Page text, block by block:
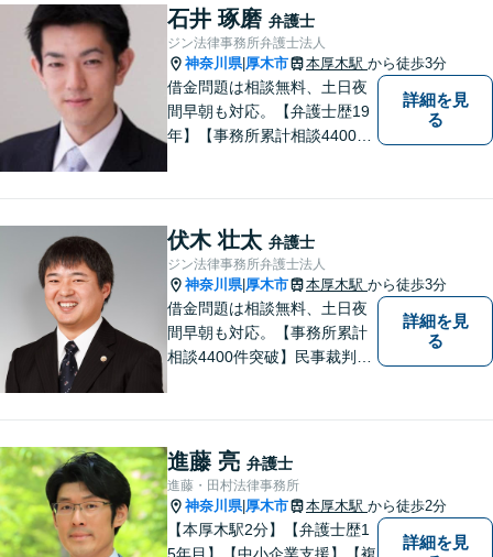
所を目指しております。
石井 琢磨 弁護士
ジン法律事務所弁護士法人
神奈川県| 厚木市 本厚木駅 から徒歩3分
借金問題は相談無料、土日夜
間早朝も対応。【弁護士歴19
年】【事務所累計相談4400件
男女問題
詳細を見
る
伏木 壮太 弁護士
ジン法律事務所弁護士法人
神奈川県| 厚木市 本厚木駅 から徒歩3分
借金問題は相談無料、土日夜
間早朝も対応。【事務所累計
相談4400件突破】民事裁判／
詳細を見
る
進藤 亮 弁護士
進藤・田村法律事務所
神奈川県| 厚木市 本厚木駅 から徒歩2分
【本厚木駅2分】【弁護士歴1
5年目】【中小企業支援】【複
詳細を見